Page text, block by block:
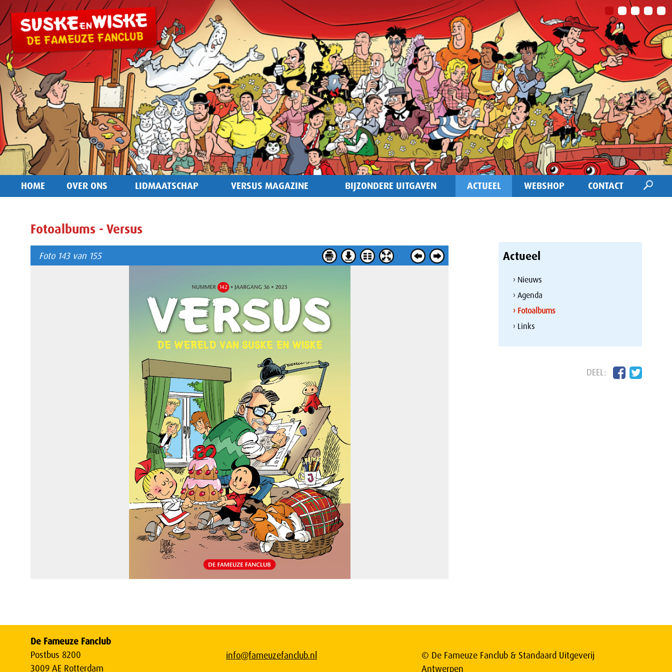
HOME OVER ONS LIDMAATSCHAP VERSUS MAGAZINE BIJZONDERE UITGAVEN ACTUEEL WEBSHOP CONTACT
Fotoalbums - Versus
Foto 143 van 155 Actueel
› Nieuws
› Agenda
› Fotoalbums
› Links
DEEL:
De Fameuze Fanclub
Postbus 8200
3009 AE Rotterdam
info@fameuzefanclub.nl
© De Fameuze Fanclub & Standaard Uitgeverij
Antwerpen